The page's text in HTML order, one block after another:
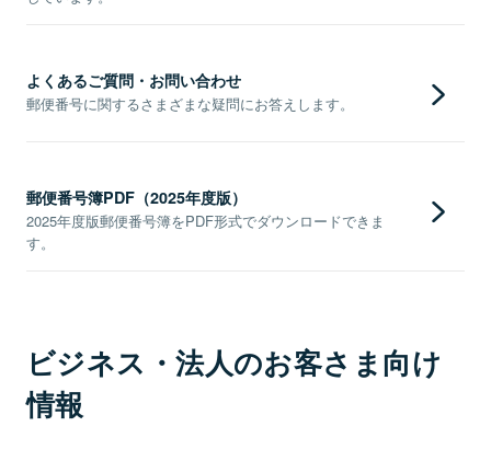
よくあるご質問・お問い合わせ
郵便番号に関するさまざまな疑問にお答えします。
郵便番号簿PDF（2025年度版）
2025年度版郵便番号簿をPDF形式でダウンロードできま
す。
ビジネス・法人のお客さま向け
情報